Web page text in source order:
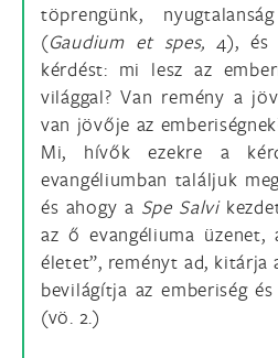
töprengünk,
(Gaudium et spes, 4), és
kérdést: mi lesz az
világgal? Van remény a
van jövője az
Mi, hívők ezekre a
evangéliumban találjuk
és ahogy a Spe Salvi
az ő evangéliuma üzenet,
életet”, reményt ad,
bevilágítja az emberiség
(vö. 2.)